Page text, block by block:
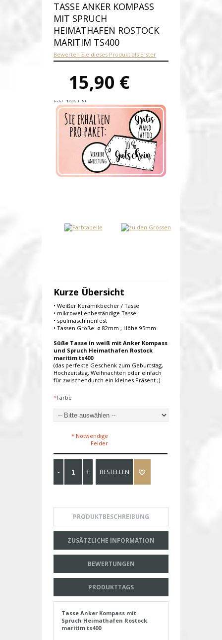
TASSE ANKER KOMPASS
MIT SPRUCH
HEIMATHAFEN ROSTOCK
MARITIM TS400
Bewerten Sie dieses Produkt als Erster
15,90 €
Inkl. 19% USt.
Versandkosten
Produktnummer:ts400-E
Verfügbarkeit:Auf Lager
Lieferzeit: 1-2 Werktage
Kurze Übersicht
• Weißer Keramikbecher / Tasse
• mikrowellenbeständige Tasse
• spülmaschinenfest
• Tassen Größe: ø 82mm , Höhe 95mm
Süße Tasse in weiß mit Anker Kompass
und Spruch Heimathafen Rostock
maritim ts400
(das perfekte Geschenk zum Geburtstag,
Hochzeitstag, Weihnachten oder einfach
für zwischendurch ein kleines Präsent ;)
*Farbe
* Notwendige
Felder
BESTELLEN
PRODUKTBESCHREIBUNG
ZUSÄTZLICHE INFORMATION
BEWERTUNGEN
PRODUKTTAGS
Tasse Anker Kompass mit
Spruch Heimathafen Rostock
maritim ts400